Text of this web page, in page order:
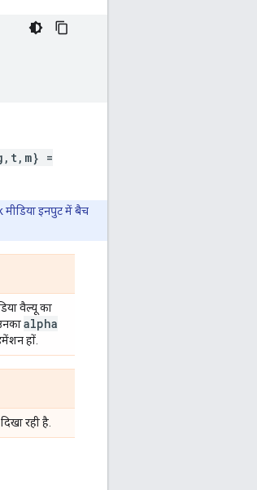
=
इनपुट में बैच
वैल्यू का
alpha
हों.
रही है.